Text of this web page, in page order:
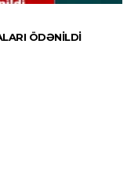
ÖDƏNILDI